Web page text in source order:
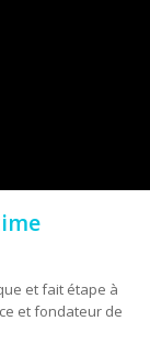
et fait étape à
et fondateur de